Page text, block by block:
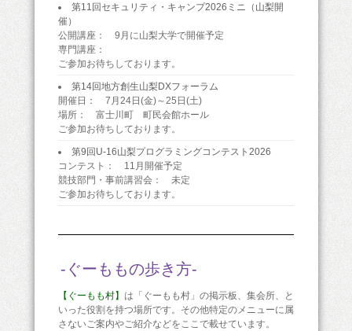
第11回セキュリティ・キャンプ2026ミニ（山梨開
催）
公開講座： 9月に山梨大学で開催予定
専門講座：
ご参加お待ちしております。
第14回地方創生山梨DXフォーラム
開催日： 7月24日(金)～25日(土)
場所： 富士川町 町民会館ホール
ご参加お待ちしております。
第9回U-16山梨プログラミングコンテスト2026
コンテスト： 11月開催予定
競技部門・事前講習会： 未定
ご参加お待ちしております。
-ぐーももの歩き方-
【ぐーもも村】 は「ぐーもも村」の掲示板、集会所、と
いった役割を持つ場所です。その他特定のメニューに属
さないご案内やご紹介などをここで載せています。